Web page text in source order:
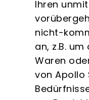
Ihren
nicht-
an, z.B.
Waren
von Apollo